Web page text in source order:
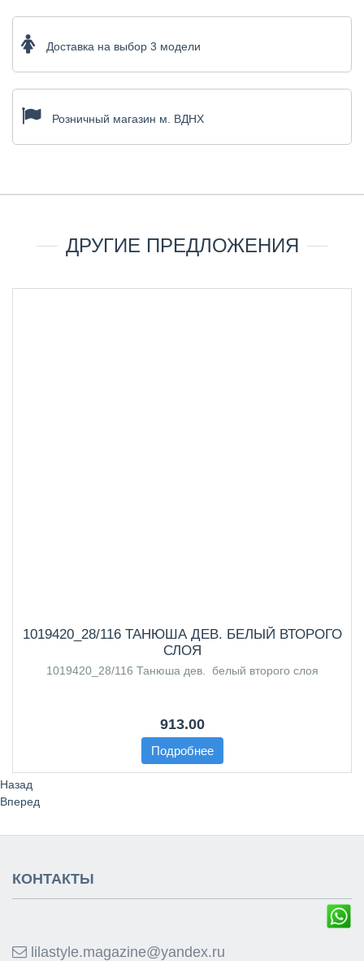
Доставка на выбор 3 модели
Розничный магазин м. ВДНХ
ДРУГИЕ ПРЕДЛОЖЕНИЯ
1019420_28/116 ТАНЮША ДЕВ. БЕЛЫЙ ВТОРОГО
СЛОЯ
1019420_28/116 Танюша дев. белый второго слоя
913.00
Подробнее
Назад
Вперед
КОНТАКТЫ
lilastyle.magazine@yandex.ru